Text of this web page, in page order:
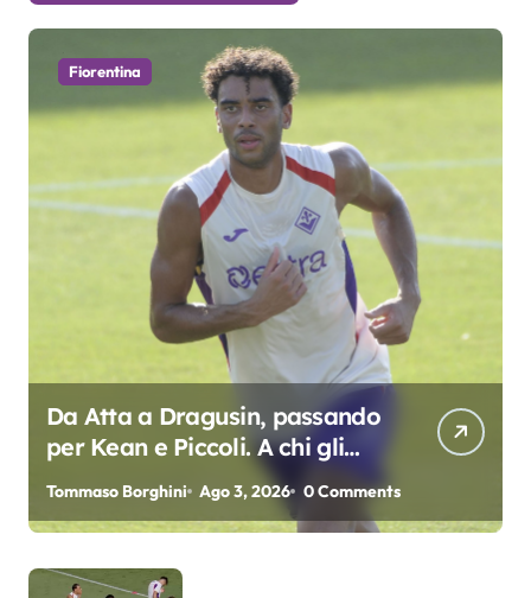
Fiorentina
Da Atta a Dragusin, passando
per Kean e Piccoli. A chi gli
oscar del precampionato?
Tommaso Borghini Ago 3, 2026 0 Comments